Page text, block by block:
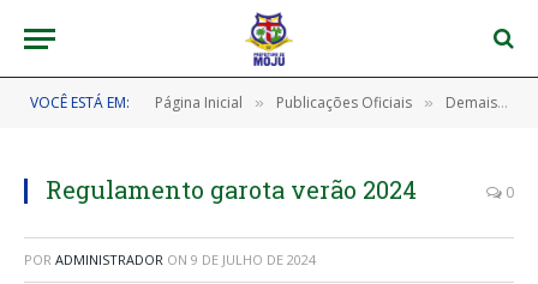
VOCÊ ESTÁ EM: Página Inicial » Publicações Oficiais » Demais Publicações Oficiais
Regulamento garota verão 2024 0
POR ADMINISTRADOR ON 9 DE JULHO DE 2024